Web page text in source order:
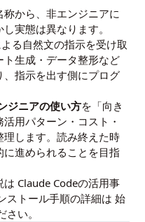
称から、非エンジニアに
実態は異なります。
る自然文の指示を受け取
ト生成・データ整形など
指示を出す側にプログ
ジニアの使い方を「向き
用パターン・コスト・
します。読み終えた時
進められることを目指
は Claude Codeの活用事
ストール手順の詳細は始
い。